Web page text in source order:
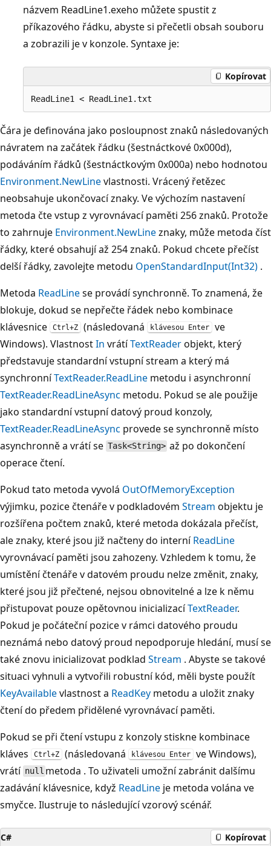
názvem ReadLine1.exeho můžete spustit z
příkazového řádku, abyste si přečetli obsah souboru
a zobrazili je v konzole. Syntaxe je:
Kopírovat
Čára je definována jako posloupnost znaků následovaných
návratem na začátek řádku (šestnáctkové 0x000d),
podáváním řádků (šestnáctkovým 0x000a) nebo hodnotou
Environment.NewLinevlastnosti. Vrácený řetězec
neobsahuje ukončovací znaky. Ve výchozím nastavení
metoda čte vstup z vyrovnávací paměti 256 znaků. Protože
to zahrnuje Environment.NewLineznaky, může metoda číst
řádky, které obsahují až 254 znaků. Pokud chcete přečíst
delší řádky, zavolejte metodu OpenStandardInput(Int32) .
Metoda ReadLinese provádí synchronně. To znamená, že
blokuje, dokud se nepřečte řádek nebo kombinace
klávesnice
Ctrl+Z (následovaná klávesou Enter
ve
Windows). VlastnostIn vrátíTextReaderobjekt, který
představuje standardní vstupní stream a který má
synchronníTextReader.ReadLine metodu i asynchronní
TextReader.ReadLineAsync metodu. Pokud se ale použije
jako standardní vstupní datový proud konzoly,
TextReader.ReadLineAsync provede se synchronně místo
asynchronně a vrátí se Task<String> až po dokončení
operace čtení.
Pokud tato metoda vyvolá OutOfMemoryException
výjimku, pozice čtenáře v podkladovém Stream objektu je
rozšířena počtem znaků, které metoda dokázala přečíst,
ale znaky, které jsou již načteny do interníReadLine
vyrovnávací paměti jsou zahozeny. Vzhledem k tomu, že
umístění čtenáře v datovém proudu nelze změnit, znaky,
které jsou již přečtené, nejsou obnovitelné a lze k němu
přistupovat pouze opětovnou inicializacíTextReader.
Pokud je počáteční pozice v rámci datového proudu
neznámá nebo datový proud nepodporuje hledání, musí se
také znovu inicializovat podklad Stream . Abyste se takové
situaci vyhnuli a vytvořili robustní kód, měli byste použít
KeyAvailablevlastnost a ReadKey metodu a uložit znaky
čtení do předem přidělené vyrovnávací paměti.
Pokud se při čtení vstupu z konzoly stiskne kombinace
kláves
Ctrl+Z (následovaná klávesou Enter
ve Windows),
vrátí null metoda . To uživateli umožní zabránit dalšímu
zadávání klávesnice, když ReadLine je metoda volána ve
smyčce. Ilustruje to následující vzorový scénář.
C# Kopírovat